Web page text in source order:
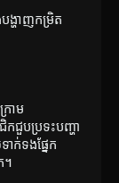
ហាញកម្រិត
រោម
កជួបប្រទះបញ្ហា
ាក់ទងផ្នែក
។